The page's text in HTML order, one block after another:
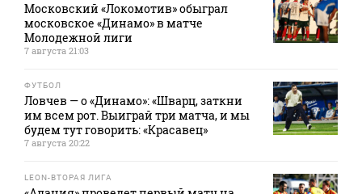
Московский «Локомотив» обыграл
московское «Динамо» в матче
Молодежной лиги
7 августа 21:03
ФУТБОЛ
Ловчев — о «Динамо»: «Шварц, заткни
им всем рот. Выиграй три матча, и мы
будем тут говорить: «Красавец»
7 августа 20:22
LEON-ВТОРАЯ ЛИГА